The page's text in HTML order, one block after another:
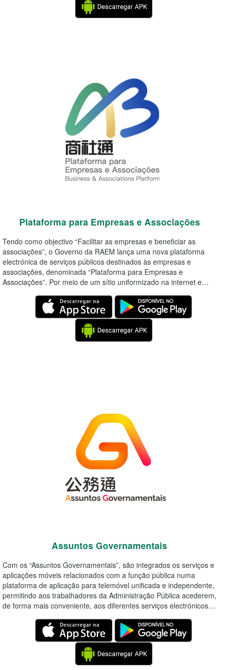
Plataforma para Empresas e Associações
Tendo como objectivo “Facilitar as empresas e beneficiar as
associações”, o Governo da RAEM lança uma nova plataforma
electrónica de serviços públicos destinados às empresas e
associações, denominada “Plataforma para Empresas e
Associações”. Por meio de um sítio uniformizado na internet e…
Assuntos Governamentais
Com os “Assuntos Governamentais”, são integrados os serviços e
aplicações móveis relacionados com a função pública numa
plataforma de aplicação para telemóvel unificada e independente,
permitindo aos trabalhadores da Administração Pública acederem,
de forma mais conveniente, aos diferentes serviços electrónicos…